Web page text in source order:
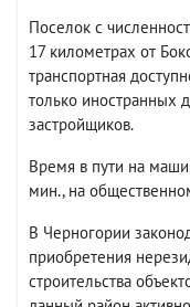
Поселок с
17 километрах от
транспортная
только иностранных
застройщиков.
Время в пути на
мин., на
В Черногории
приобретения
строительства